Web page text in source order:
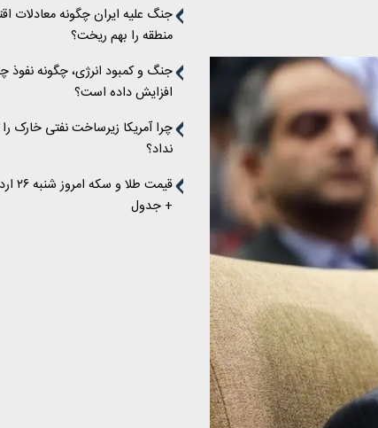
جنگ علیه ایران چگونه معادلات
منطقه را بهم ریخت؟
جنگ و کمبود انرژی، چگونه نفوذ
افزایش داده است؟
چرا آمریکا زیرساخت نفتی خارک
نداد؟
+ جدول